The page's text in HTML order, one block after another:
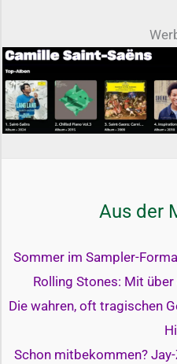
Aus der
Sommer im Sampler-
Rolling Stones: Mit
Die wahren, oft tragischen
Schon mitbekommen?